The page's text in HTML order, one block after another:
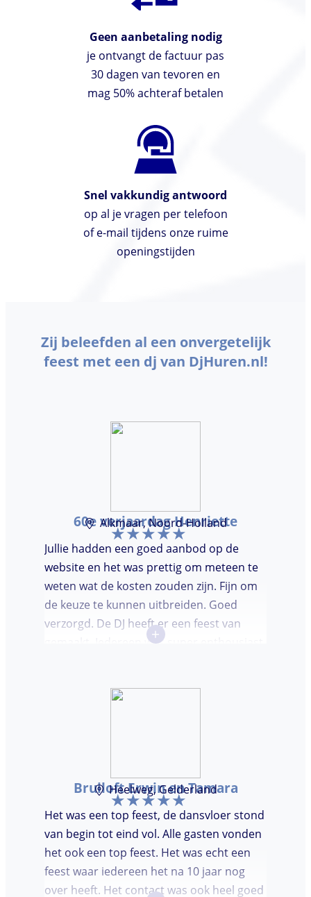
Geen aanbetaling nodig
je ontvangt de factuur pas
30 dagen van tevoren en
mag 50% achteraf betalen
Snel vakkundig antwoord
op al je vragen per telefoon
of e-mail tijdens onze ruime
openingstijden
Zij beleefden al een onvergetelijk
feest met een dj van DjHuren.nl!
60e verjaardag Henriette
Alkmaar, Noord-Holland
Jullie hadden een goed aanbod op de
website en het was prettig om meteen te
weten wat de kosten zouden zijn. Fijn om
de keuze te kunnen uitbreiden. Goed
verzorgd. De DJ heeft er een feest van
gemaakt. Iedereen was super enthousiast,
over de DJ. Bij deze Marcel, top gedaan en
+
Bruiloft Erwin en Tamara
Heelweg, Gelderland
Het was een top feest, de dansvloer stond
van begin tot eind vol. Alle gasten vonden
het ook een top feest. Het was echt een
feest waar iedereen het na 10 jaar nog
over heeft. Het contact was ook heel goed